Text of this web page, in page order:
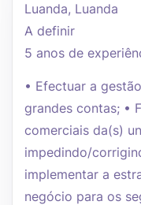
Luanda, Luanda
A definir
5 anos de
• Efectuar a
grandes contas; •
comerciais da(s)
impedindo/
implementar a
negócio para os